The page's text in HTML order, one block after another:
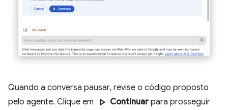
Quando a conversa pausar, revise o código proposto
pelo agente. Clique em
play_arrow Continuar para prosseguir